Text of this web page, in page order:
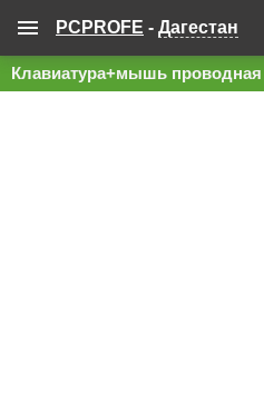
PCPROFE - Дагестан
Клавиатура+мышь